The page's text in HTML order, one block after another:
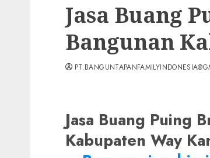
Jasa Buang
Bangunan
Jasa Buang Puing
Kabupaten Way